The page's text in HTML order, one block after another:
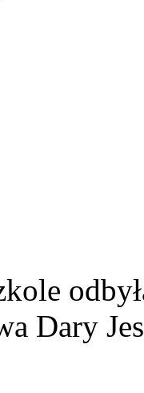
Dary